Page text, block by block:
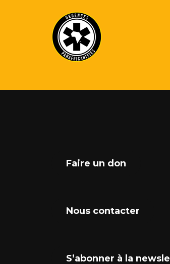
Faire un don
Nous contacter
S’abonner à la